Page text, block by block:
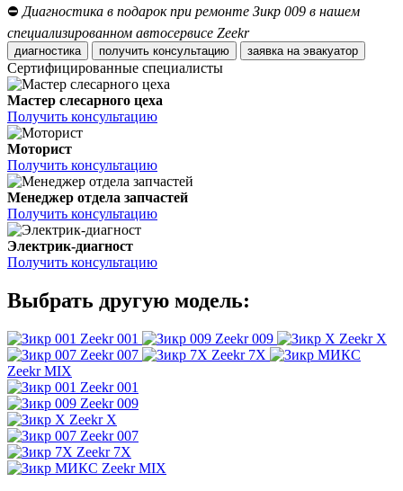
⛔ Диагностика в подарок при ремонте Зикр 009 в нашем
специализированном автосервисе Zeekr
диагностика получить консультацию заявка на эвакуатор
Сертифицированные специалисты
Мастер слесарного цеха
Получить консультацию
Моторист
Получить консультацию
Менеджер отдела запчастей
Получить консультацию
Электрик-диагност
Получить консультацию
Выбрать другую модель:
Zeekr 001 Zeekr 009
Zeekr X
Zeekr 007
Zeekr 7X
Zeekr MIX
Zeekr 001
Zeekr 009
Zeekr X
Zeekr 007
Zeekr 7X
Zeekr MIX